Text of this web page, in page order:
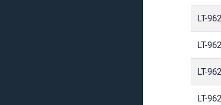
LT-
LT-
LT-
LT-